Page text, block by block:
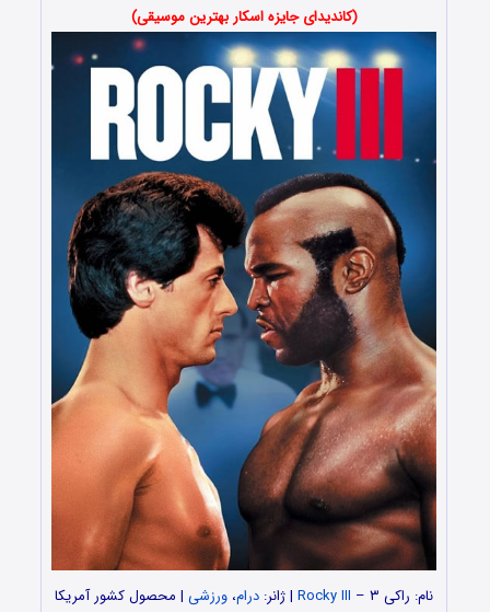
(کاندیدای جایزه اسکار بهترین موسیقی)
نام: راکی ۳ – Rocky III | ژانر: درام، ورزشی | محصول کشور آمریکا